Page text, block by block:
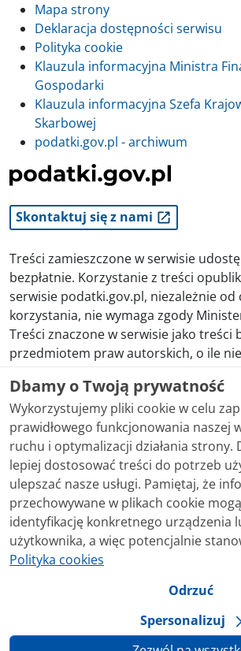
Mapa strony
Deklaracja dostępności serwisu
Polityka cookie
Klauzula informacyjna Ministra
Gospodarki
Klauzula informacyjna Szefa
Skarbowej
podatki.gov.pl - archiwum
Skontaktuj się z nami
Treści zamieszczone w serwisie
bezpłatnie. Korzystanie z treści
serwisie podatki.gov.pl, niezależnie od
korzystania, nie wymaga zgody
Treści znaczone w serwisie jako treści
przedmiotem praw autorskich, o ile
stwierdzone inaczej, są udostępniane
Creative Commons Uznanie Autorstwa
Ustawienia prywatności
Dbamy o Twoją prywatność
Wykorzystujemy pliki cookie w celu
prawidłowego funkcjonowania naszej
ruchu i optymalizacji działania strony.
lepiej dostosować treści do potrzeb
ulepszać nasze usługi. Pamiętaj, że
przechowywane w plikach cookie
identyfikację konkretnego urządzenia
użytkownika, a więc potencjalnie
Polityka cookies
Odrzuć
Spersonalizuj